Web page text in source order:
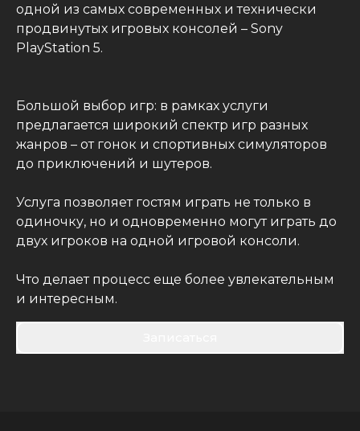
одной из самых современных и технически
продвинутых игровых консолей – Sony
PlayStation 5.
Большой выбор игр: в рамках услуги
предлагается широкий спектр игр разных
жанров – от гонок и спортивных симуляторов
до приключений и шутеров.
Услуга позволяет гостям играть не только в
одиночку, но и одновременно могут играть до
двух игроков на одной игровой консоли.
Что делает процесс еще более увлекательным
и интересным.